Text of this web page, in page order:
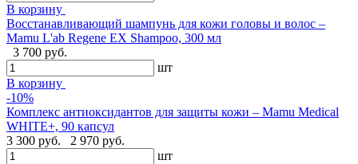
В корзину
Восстанавливающий шампунь для кожи головы и волос –
Mamu L'ab Regene EX Shampoo, 300 мл
3 700 руб.
шт
В корзину
-10%
Комплекс антиоксидантов для защиты кожи – Mamu Medical
WHITE+, 90 капсул
3 300 руб.
2 970 руб.
шт